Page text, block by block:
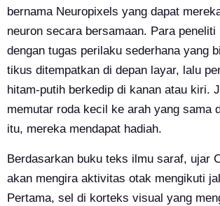
bernama Neuropixels yang dapat
neuron secara bersamaan. Para
dengan tugas perilaku sederhana yang
tikus ditempatkan di depan layar, lalu
hitam-putih berkedip di kanan atau kiri.
memutar roda kecil ke arah yang sama
itu, mereka mendapat hadiah.
Berdasarkan buku teks ilmu saraf, ujar
akan mengira aktivitas otak mengikuti
Pertama, sel di korteks visual yang